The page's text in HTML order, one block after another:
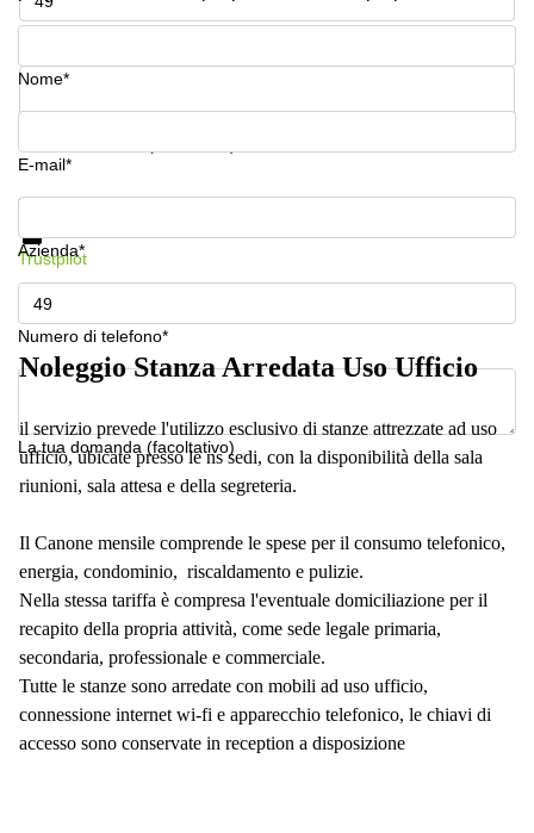
in
a
Milano
Meeting
Coworking
in affitto su
Via Cipro,
Brescia
Affitto
Ufficio
a Vicenza
Affitto
Business
Numero di telefono*
Nome*
E-mail*
Azienda*
Numero di telefono*
La tua domanda (facoltativo)
Mostra prezzi e maggiori informazioni
Trustpilot
Noleggio Stanza Arredata Uso Ufficio
il servizio prevede l'utilizzo esclusivo di stanze attrezzate ad uso
ufficio, ubicate presso le ns sedi, con la disponibilità della sala
riunioni, sala attesa e della segreteria.
Il Canone mensile comprende le spese per il consumo telefonico,
energia, condominio, riscaldamento e pulizie.
Nella stessa tariffa è compresa l'eventuale domiciliazione per il
recapito della propria attività, come sede legale primaria,
secondaria, professionale e commerciale.
Tutte le stanze sono arredate con mobili ad uso ufficio,
connessione internet wi-fi e apparecchio telefonico, le chiavi di
accesso sono conservate in reception a disposizione